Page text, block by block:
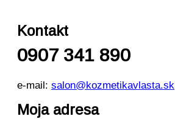
Kontakt
0907 341 890
e-mail: salon@kozmetikavlasta.sk
Moja adresa